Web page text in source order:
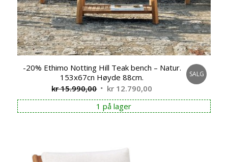
-20% Ethimo Notting Hill Teak bench – Natur.
153x67cn Høyde 88cm.
kr15.990,00 Opprinnelig
pris
var:
kr 12.790,00
pris
er:
SALG
1 på lager